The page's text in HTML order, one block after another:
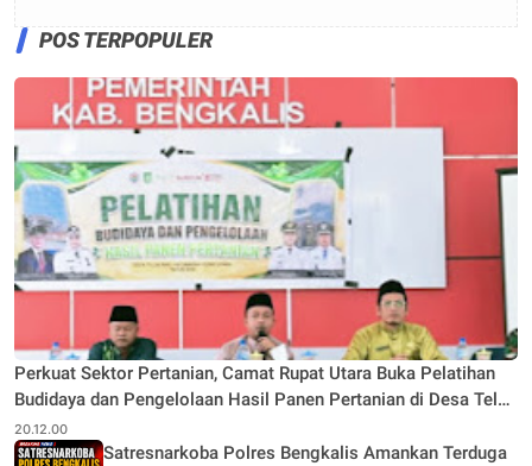
POS TERPOPULER
Perkuat Sektor Pertanian, Camat Rupat Utara Buka Pelatihan
Budidaya dan Pengelolaan Hasil Panen Pertanian di Desa Teluk
Rhu
20.12.00
Satresnarkoba Polres Bengkalis Amankan Terduga